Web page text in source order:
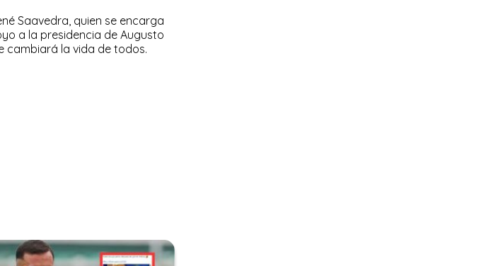
Saavedra, quien se encarga
a la presidencia de Augusto
cambiará la vida de todos.